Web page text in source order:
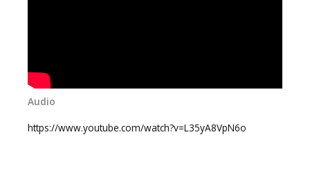
Audio
https://www.youtube.com/watch?v=L35yA8VpN6o